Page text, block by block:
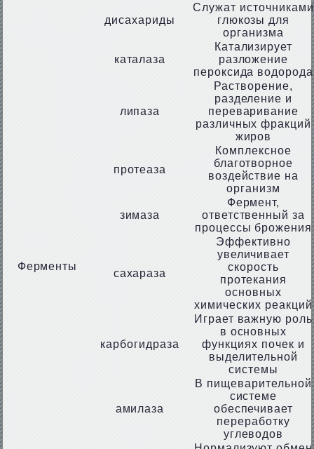
дисахариды
Служат источниками
глюкозы для
организма
Ферменты
каталаза
Катализирует
разложение
пероксида водорода
липаза
Растворение,
разделение и
переваривание
различных фракций
жиров
протеаза
Комплексное
благотворное
воздействие на
организм
зимаза
Фермент,
ответственный за
процессы брожения
сахараза
Эффективно
увеличивает
скорость
протекания
основных
химических реакций
карбогидраза
Играет важную роль
в основных
функциях почек и
выделительной
системы
амилаза
В пищеварительной
системе
обеспечивает
переработку
углеводов